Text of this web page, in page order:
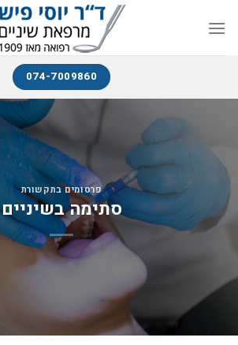
074-7009860
פרסומים בתקשורת
סתימה בשיניים